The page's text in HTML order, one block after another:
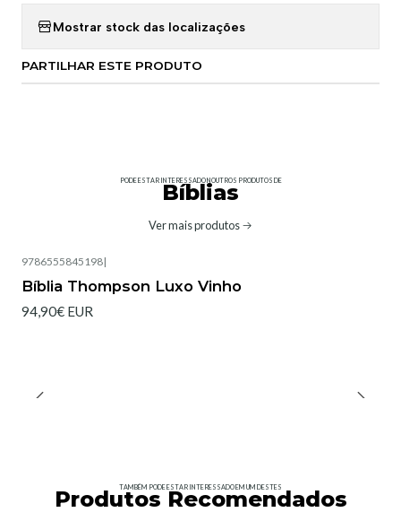
Mostrar stock das localizações
PARTILHAR ESTE PRODUTO
PODE ESTAR INTERESSADO NOUTROS PRODUTOS DE
Bíblias
Ver mais produtos
9786555845198|
Bíblia Thompson Luxo Vinho
94,90€ EUR
TAMBÉM PODE ESTAR INTERESSADO EM UM DESTES
Produtos Recomendados